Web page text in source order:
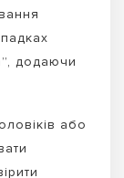
додаючи
або